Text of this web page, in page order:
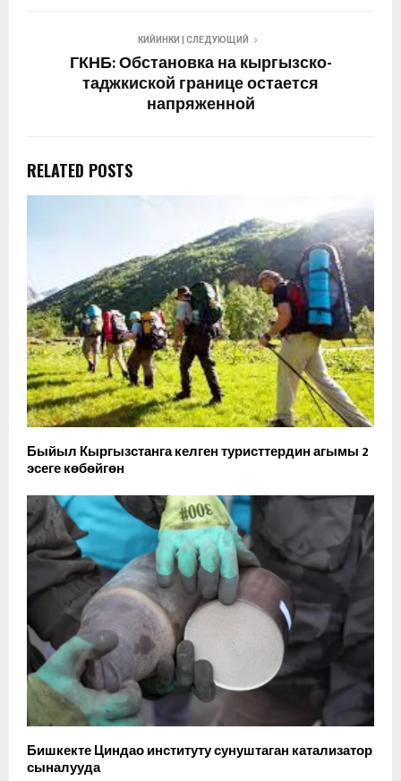
КИЙИНКИ | СЛЕДУЮЩИЙ
ГКНБ: Обстановка на кыргызско-
таджкиской границе остается
напряженной
RELATED POSTS
Быйыл Кыргызстанга келген туристтердин агымы 2
эсеге көбөйгөн
Бишкекте Циндао институту сунуштаган катализатор
сыналууда